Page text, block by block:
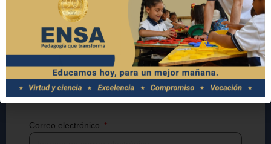
Tipo de documento
Número de documento
Correo electrónico